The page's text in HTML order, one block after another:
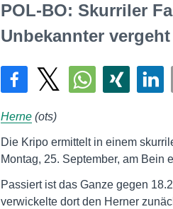
POL-BO: Skurriler
Unbekannter
Herne (ots)
Die Kripo ermittelt in einem
Montag, 25. September, am Bein
Passiert ist das Ganze gegen
verwickelte dort den Herner